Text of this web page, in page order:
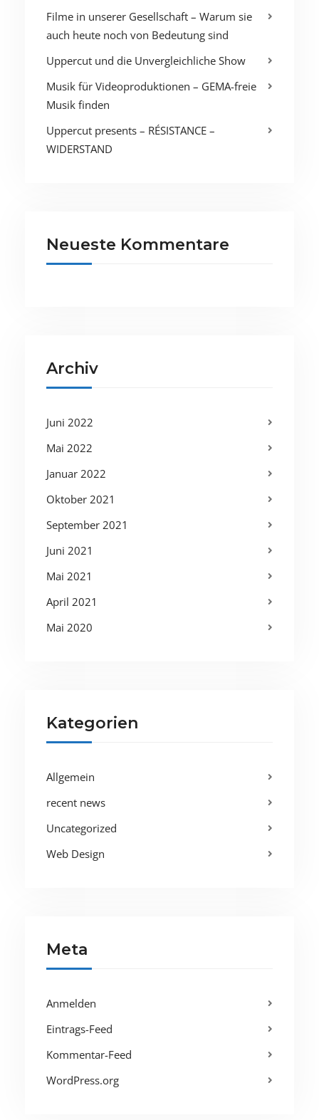
Filme in unserer Gesellschaft – Warum sie
auch heute noch von Bedeutung sind
Uppercut und die Unvergleichliche Show
Musik für Videoproduktionen – GEMA-freie
Musik finden
Uppercut presents – RÉSISTANCE –
WIDERSTAND
Neueste Kommentare
Archiv
Juni 2022
Mai 2022
Januar 2022
Oktober 2021
September 2021
Juni 2021
Mai 2021
April 2021
Mai 2020
Kategorien
Allgemein
recent news
Uncategorized
Web Design
Meta
Anmelden
Eintrags-Feed
Kommentar-Feed
WordPress.org